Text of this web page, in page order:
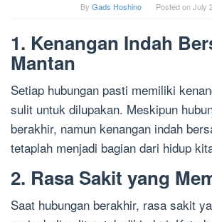
By Gads Hoshino Posted onJuly
1. Kenangan Indah
Mantan
Setiap hubungan pasti memiliki
sulit untuk dilupakan. Meskipun
berakhir, namun kenangan indah
tetaplah menjadi bagian dari hidup
2. Rasa Sakit yang
Saat hubungan berakhir, rasa sakit